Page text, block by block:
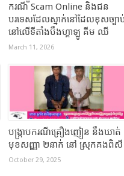
ករណី Scam Online និងជន
បរទេសដែលស្នាក់នៅដែលខុសច្បា
នៅលើទីតាំងបឹងហ្គាឡូ គីម ឈី
March 11, 2026
បង្ក្រាបករណីគ្រឿងញៀន នឹងឃាត់
មុខសញ្ញា ២នាក់ នៅ ស្រុកគងពិ
October 29, 2025